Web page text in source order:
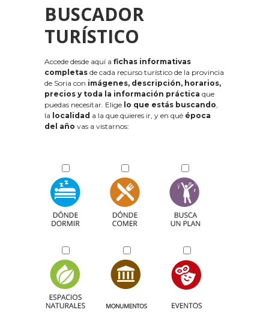
BUSCADOR
TURÍSTICO
Accede desde aquí a fichas informativas
completas de cada recurso turístico de la provincia
de Soria con imágenes, descripción, horarios,
precios y toda la información práctica que
puedas necesitar. Elige lo que estás buscando,
la localidad a la que quieres ir, y en qué época
del año vas a vistarnos: